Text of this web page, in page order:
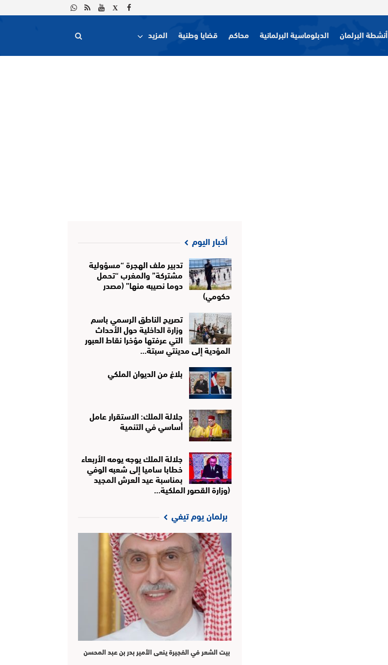
أنشطة البرلمان الدبلوماسية البرلمانية محاكم قضايا وطنية المزيد
أخبار اليوم
تدبير ملف الهجرة “مسؤولية
مشتركة” والمغرب “تحمل
دوما نصيبه منها” (مصدر
حكومي)
تصريح الناطق الرسمي باسم
وزارة الداخلية حول الأحداث
التي عرفتها مؤخرا نقاط العبور
المؤدية إلى مدينتي سبتة…
بلاغ من الديوان الملكي
جلالة الملك: الاستقرار عامل
أساسي في التنمية
جلالة الملك يوجه يومه الأربعاء
خطابا ساميا إلى شعبه الوفي
بمناسبة عيد العرش المجيد
(وزارة القصور الملكية…
برلمان يوم تيفي
بيت الشعر في الفجيرة ينعى الأمير بدر بن عبد المحسن